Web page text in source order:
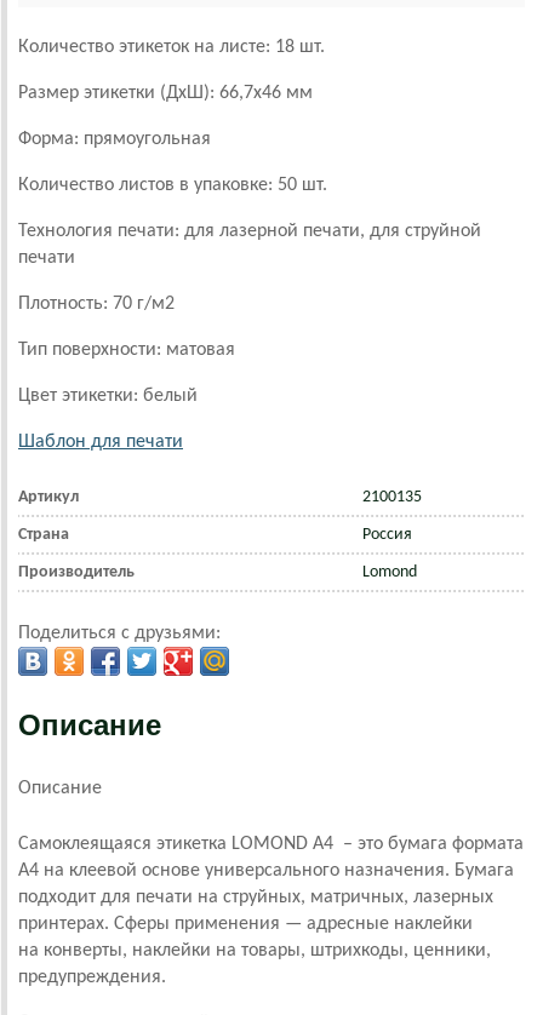
Количество этикеток на листе: 18 шт.
Размер этикетки (ДхШ): 66,7х46 мм
Форма: прямоугольная
Количество листов в упаковке: 50 шт.
Технология печати: для лазерной печати, для струйной
печати
Плотность: 70 г/м2
Тип поверхности: матовая
Цвет этикетки: белый
Шаблон для печати
Артикул 2100135
Страна Россия
Производитель Lomond
Поделиться с друзьями:
Описание
Описание
Самоклеящаяся этикетка LOMOND А4 – это бумага формата
А4 на клеевой основе универсального назначения. Бумага
подходит для печати на струйных, матричных, лазерных
принтерах. Сферы применения — адресные наклейки
на конверты, наклейки на товары, штрихкоды, ценники,
предупреждения.